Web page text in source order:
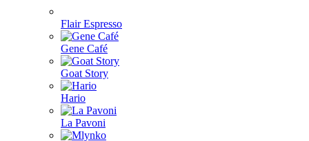
Flair Espresso
Gene Café
Goat Story
Hario
La Pavoni